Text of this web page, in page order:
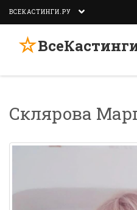
ВСЕКАСТИНГИ.РУ
☆
Склярова